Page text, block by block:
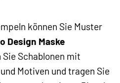
können Sie Muster
Design Maske
Schablonen mit
Motiven und tragen Sie